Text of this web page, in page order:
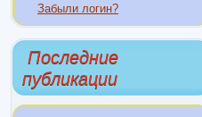
Забыли логин?
Последние
публикации